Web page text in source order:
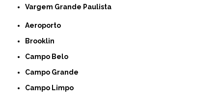
Vargem Grande Paulista
Aeroporto
Brooklin
Campo Belo
Campo Grande
Campo Limpo